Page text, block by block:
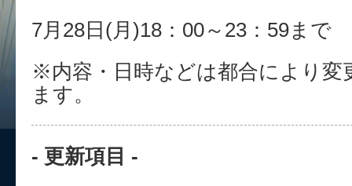
7月28日(月)18：00～23：59まで
※内容・日時などは都合により変
ます。
- 更新項目 -